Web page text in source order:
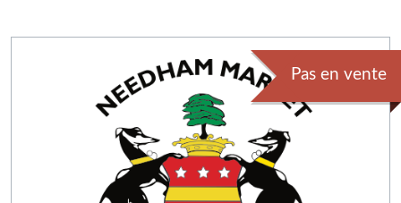
Pas en vente